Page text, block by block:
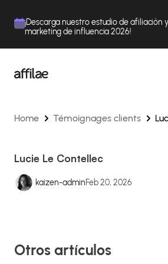
¡Descarga nuestro estudio de afiliación y
marketing de influencia 2026!
Home Témoignages clients
Lucie Le Contellec
kaizen-adminFeb 20, 2026
Otros artículos